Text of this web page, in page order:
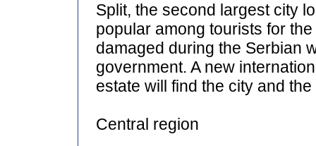
Split, the second largest city
popular among tourists for
damaged during the Serbian
government. A new
estate will find the city and
Central region